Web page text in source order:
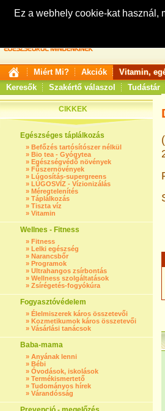
Ez a webhely cookie-kat használ,
Miért Mi? Akciók Vitamin,
Keresők
Szakértő válaszol Tudástár
CIKKEK
Egészséges táplálkozás
» Befőzés tartósítószer nélkül
» Bio tea - Gyógytea
» Egészségvédő növények
» Fűszernövények
» Lúgosítás-supergreens
» LÚGOSVÍZ - Vízionizálás
» Méregtelenítés
» Táplálkozás
» Tiszta víz
» Vitamin
Wellnes - Fitness
» Fitness
» Lelki egészség
» Narancsbőr
» Programok
» Ultrahangos zsírbontás
» Wellness szolgáltatások
» Zsírégetés-fogyókúra
Fogyasztóvédelem
» Élelmiszerek káros összetevői
» Kozmetikumok káros összetevői
» Vásárlási tanácsok
Baba-mama
» Anyának lenni
» Bébi
» Óvodások, iskolások
» Termékismertető
» Tudományos hírek
» Várandósság